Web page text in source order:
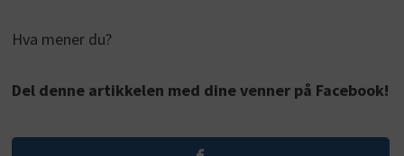
Hva mener du?
Del denne artikkelen med dine venner på Facebook!